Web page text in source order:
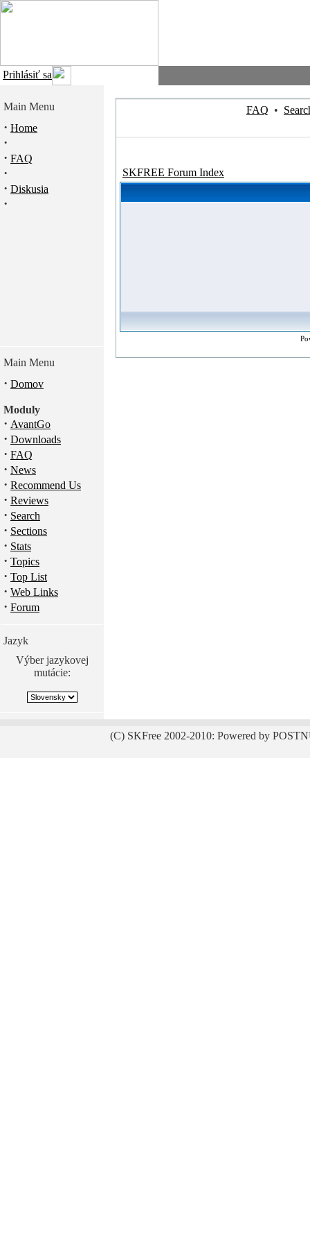
Prihlásiť sa
Main Menu
· Home
·
· FAQ
·
· Diskusia
·
Main Menu
· Domov
Moduly
· AvantGo
· Downloads
· FAQ
· News
· Recommend Us
· Reviews
· Search
· Sections
· Stats
· Topics
· Top List
· Web Links
· Forum
Jazyk
Výber jazykovej
mutácie:
FAQ •
SKFREE Forum Index
(C) SKFree 2002-2010: Powered by